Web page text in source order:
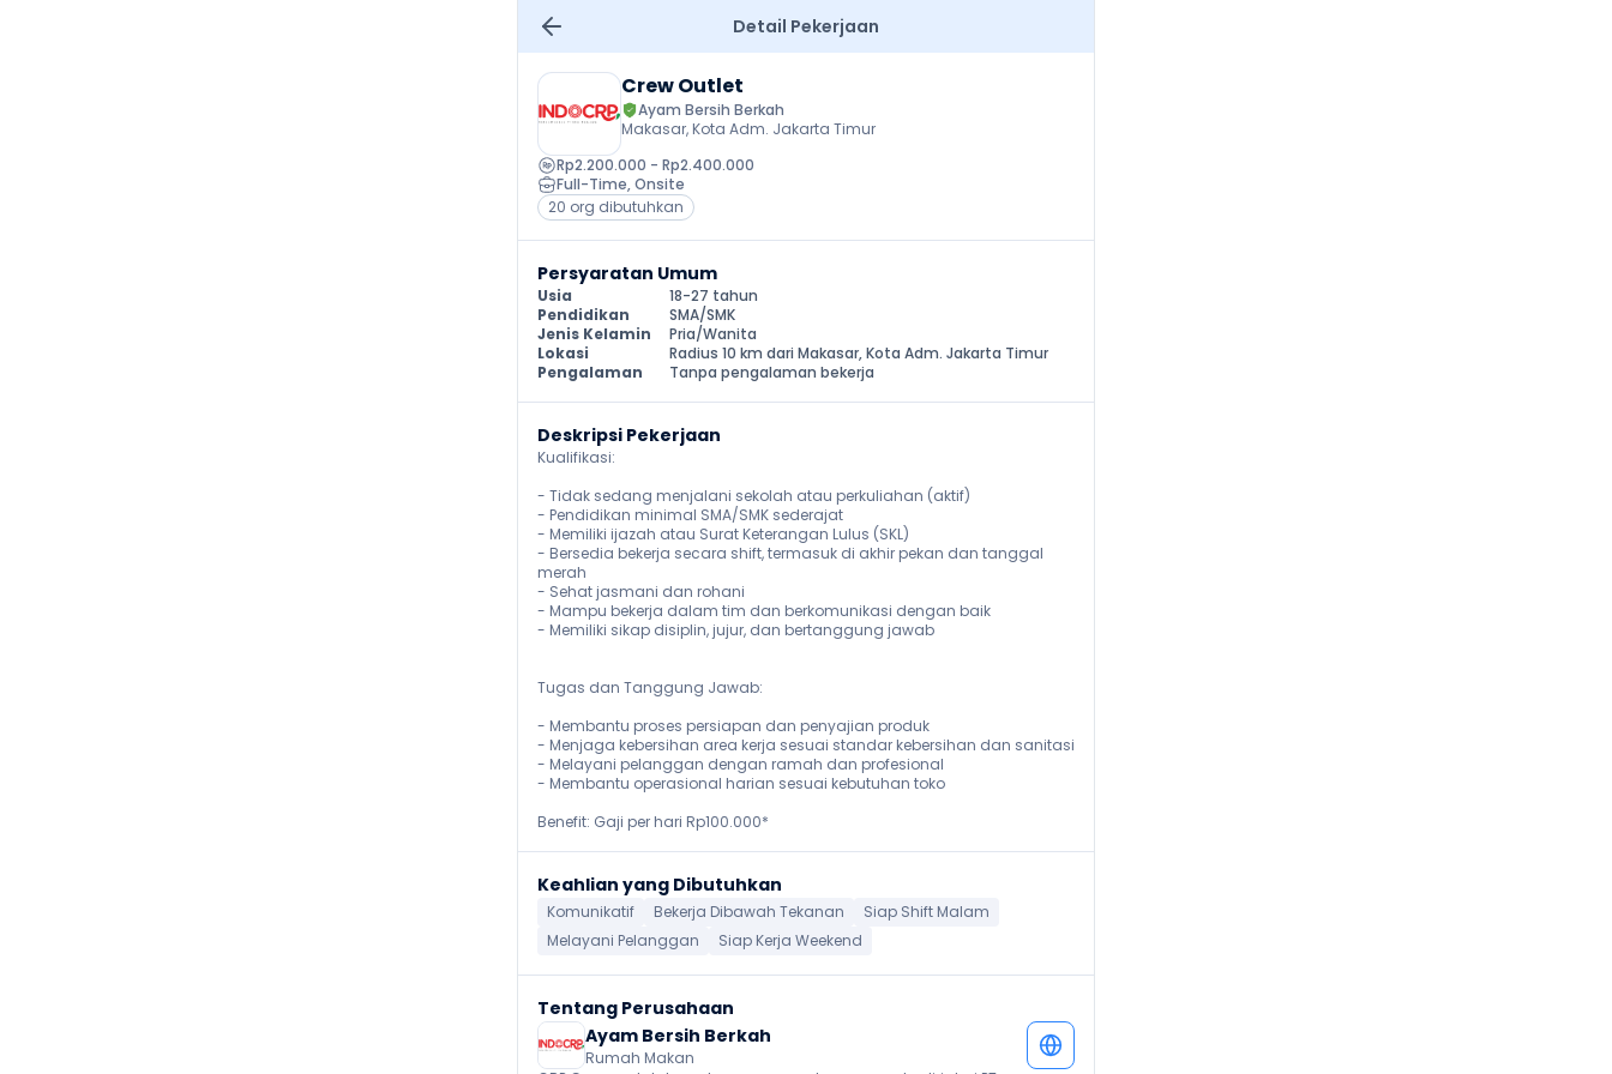
Detail Pekerjaan
Crew Outlet
Ayam Bersih Berkah
Makasar, Kota Adm. Jakarta Timur
Rp2.200.000 - Rp2.400.000
Full-Time, Onsite
20 org dibutuhkan
Persyaratan Umum
Usia
18-27 tahun
Pendidikan
SMA/SMK
Jenis Kelamin
Pria/Wanita
Lokasi
Radius 10 km dari Makasar, Kota Adm. Jakarta Timur
Pengalaman
Tanpa pengalaman bekerja
Deskripsi Pekerjaan
Kualifikasi:
- Tidak sedang menjalani sekolah atau perkuliahan (aktif)
- Pendidikan minimal SMA/SMK sederajat
- Memiliki ijazah atau Surat Keterangan Lulus (SKL)
- Bersedia bekerja secara shift, termasuk di akhir pekan dan tanggal
merah
- Sehat jasmani dan rohani
- Mampu bekerja dalam tim dan berkomunikasi dengan baik
- Memiliki sikap disiplin, jujur, dan bertanggung jawab
Tugas dan Tanggung Jawab:
- Membantu proses persiapan dan penyajian produk
- Menjaga kebersihan area kerja sesuai standar kebersihan dan sanitasi
- Melayani pelanggan dengan ramah dan profesional
- Membantu operasional harian sesuai kebutuhan toko
Benefit: Gaji per hari Rp100.000*
Keahlian yang Dibutuhkan
Komunikatif Bekerja Dibawah Tekanan
Siap Shift Malam
Melayani Pelanggan
Siap Kerja Weekend
Tentang Perusahaan
Ayam Bersih Berkah
Rumah Makan